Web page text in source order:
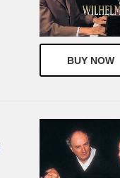
BUY NOW